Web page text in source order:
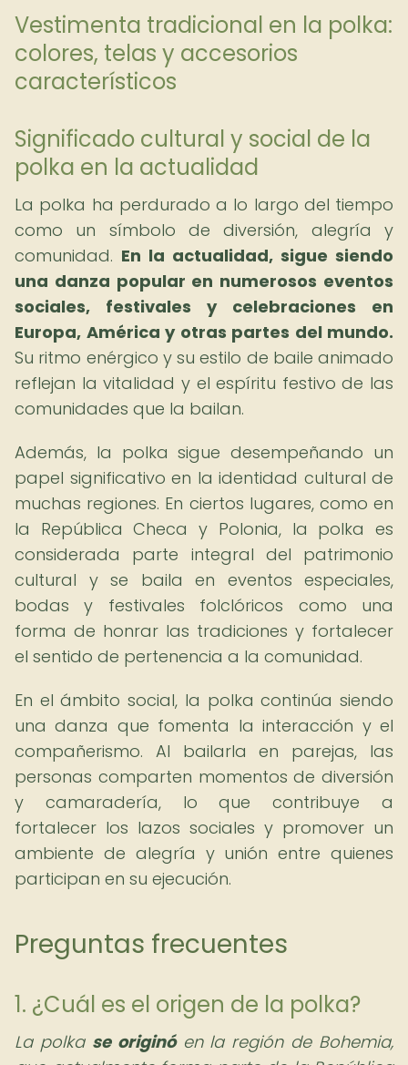
Vestimenta tradicional en la polka:
colores, telas y accesorios
característicos
Significado cultural y social de la
polka en la actualidad
La polka ha perdurado a lo largo del tiempo
como un símbolo de diversión, alegría y
comunidad. En la actualidad, sigue siendo
una danza popular en numerosos eventos
sociales, festivales y celebraciones en
Europa, América y otras partes del mundo.
Su ritmo enérgico y su estilo de baile animado
reflejan la vitalidad y el espíritu festivo de las
comunidades que la bailan.
Además, la polka sigue desempeñando un
papel significativo en la identidad cultural de
muchas regiones. En ciertos lugares, como en
la República Checa y Polonia, la polka es
considerada parte integral del patrimonio
cultural y se baila en eventos especiales,
bodas y festivales folclóricos como una
forma de honrar las tradiciones y fortalecer
el sentido de pertenencia a la comunidad.
En el ámbito social, la polka continúa siendo
una danza que fomenta la interacción y el
compañerismo. Al bailarla en parejas, las
personas comparten momentos de diversión
y camaradería, lo que contribuye a
fortalecer los lazos sociales y promover un
ambiente de alegría y unión entre quienes
participan en su ejecución.
Preguntas frecuentes
1. ¿Cuál es el origen de la polka?
La polka se originóen la región de Bohemia,